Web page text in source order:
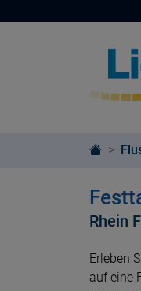
Rhein
Erleben
auf eine